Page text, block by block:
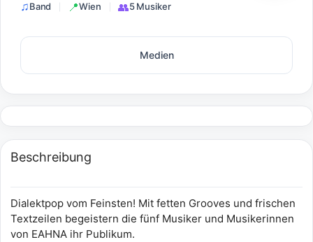
Band Wien 5 Musiker
Medien
Beschreibung
Dialektpop vom Feinsten! Mit fetten Grooves und frischen
Textzeilen begeistern die fünf Musiker und Musikerinnen
von EAHNA ihr Publikum.